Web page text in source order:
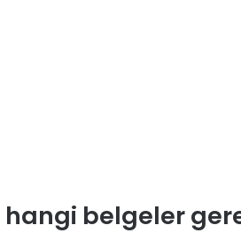
belgeler